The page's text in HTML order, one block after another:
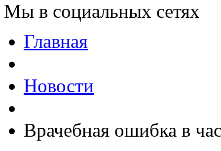
Мы в социальных сетях
Главная
Новости
Врачебная ошибка в